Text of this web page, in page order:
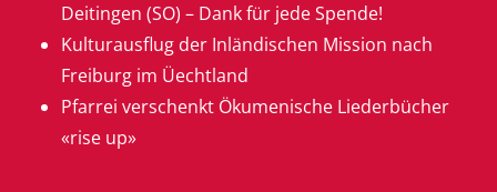
Deitingen (SO) – Dank für jede Spende!
Kulturausflug der Inländischen Mission nach
Freiburg im Üechtland
Pfarrei verschenkt Ökumenische Liederbücher
«rise up»